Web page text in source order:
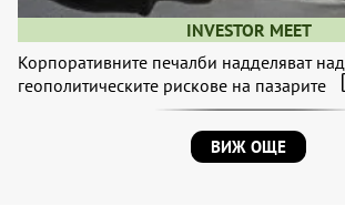
INVESTOR MEET
Корпоративните печалби надделяват над
геополитическите рискове на пазарите
ВИЖ ОЩЕ